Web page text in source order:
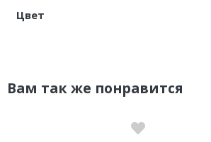
Цвет
Вам так же понравится